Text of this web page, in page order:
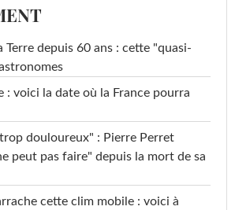
Terre depuis 60 ans : cette "quasi-
: voici la date où la France pourra
douloureux" : Pierre Perret
peut pas faire" depuis la mort de sa
cette clim mobile : voici à